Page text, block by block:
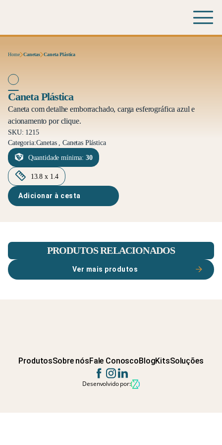
Home Canetas Caneta Plástica
Caneta Plástica
Caneta com detalhe emborrachado, carga esferográfica azul e
acionamento por clique.
SKU: 1215
Categoria:Canetas , Canetas Plástica
Quantidade mínima: 30
13.8 x 1.4
Adicionar à cesta
PRODUTOS RELACIONADOS
Ver mais produtos
ProdutosSobre nósFale ConoscoBlogKitsSoluções
Desenvolvido por: